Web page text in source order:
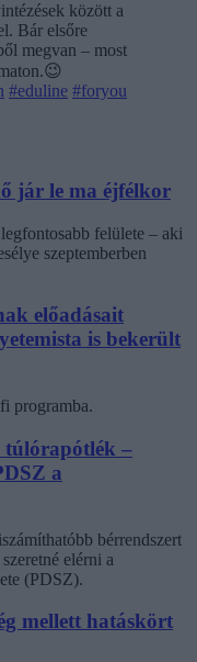
között a
Bár elsőre
megvan – most
#eduline #foryou
jár le ma éjfélkor
felülete – aki
szeptemberben
előadásait
is bekerült
programba.
túlórapótlék –
a
bérrendszert
elérni a
(PDSZ).
mellett hatáskört